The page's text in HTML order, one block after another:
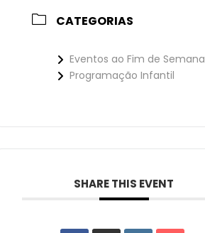
CATEGORIAS
Eventos ao Fim de Semana
Programação Infantil
SHARE THIS EVENT